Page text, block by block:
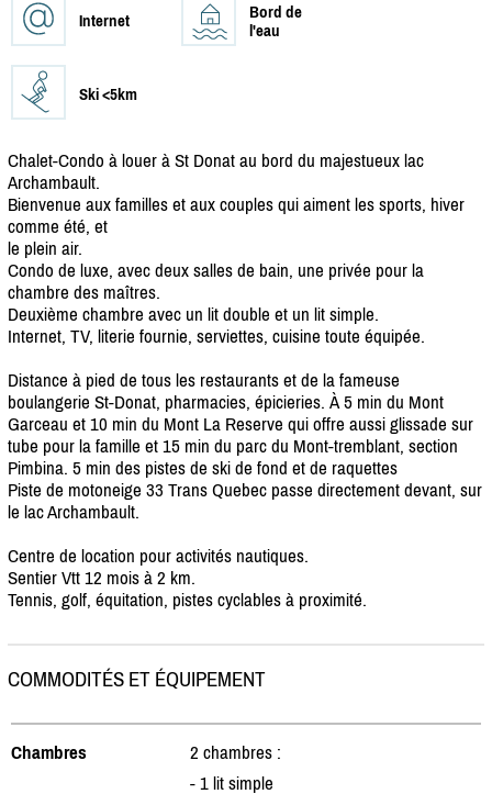
Internet
Bord de
l'eau
Ski <5km
Chalet-Condo à louer à St Donat au bord du majestueux lac
Archambault.
Bienvenue aux familles et aux couples qui aiment les sports, hiver
comme été, et
le plein air.
Condo de luxe, avec deux salles de bain, une privée pour la
chambre des maîtres.
Deuxième chambre avec un lit double et un lit simple.
Internet, TV, literie fournie, serviettes, cuisine toute équipée.
Distance à pied de tous les restaurants et de la fameuse
boulangerie St-Donat, pharmacies, épicieries. À 5 min du Mont
Garceau et 10 min du Mont La Reserve qui offre aussi glissade sur
tube pour la famille et 15 min du parc du Mont-tremblant, section
Pimbina. 5 min des pistes de ski de fond et de raquettes
Piste de motoneige 33 Trans Quebec passe directement devant, sur
le lac Archambault.
Centre de location pour activités nautiques.
Sentier Vtt 12 mois à 2 km.
Tennis, golf, équitation, pistes cyclables à proximité.
COMMODITÉS ET ÉQUIPEMENT
Chambres
2 chambres :
- 1 lit simple